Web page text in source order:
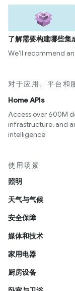
了解需要构建哪些集
We’ll recommend
对于应用、平台和
Home APIs
Access over 600M
infrastructure, and
intelligence
使用场景
照明
天气与气候
安全保障
媒体和技术
家用电器
厨房设备